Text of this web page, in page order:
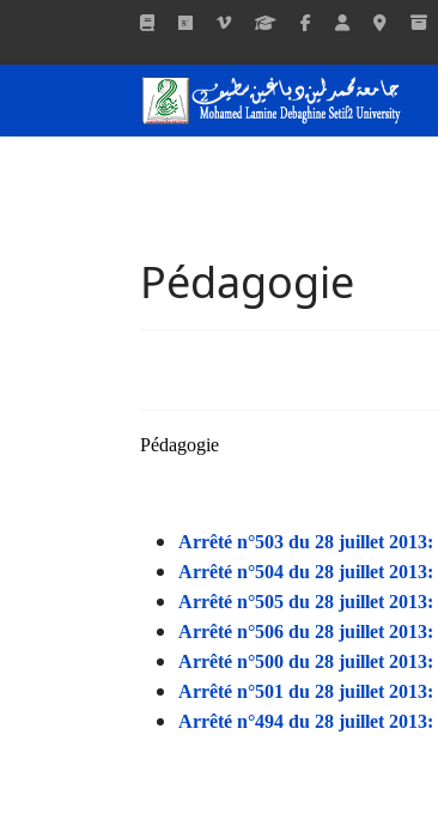
Pédagogie
Pédagogie
Arrêté n°503 du 28 juillet 2013:
Arrêté n°504 du 28 juillet 2013:
Arrêté n°505 du 28 juillet 2013:
Arrêté n°506 du 28 juillet 2013:
Arrêté n°500 du 28 juillet 2013:
Arrêté n°501 du 28 juillet 2013:
Arrêté n°494 du 28 juillet 2013: